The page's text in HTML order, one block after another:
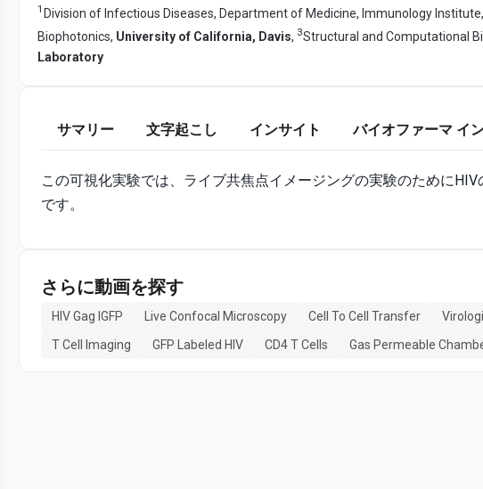
1 Division of Infectious Diseases, Department of Medicine, Immunology Institute,
Biophotonics, University of California, Davis, 3Structural and Computational
Laboratory
サマリー 文字起こし インサイト バイオファーマ イ
この可視化実験では、ライブ共焦点イメージングの実験のために
です。
さらに動画を探す
HIV Gag IGFP Live Confocal Microscopy Cell To Cell Transfer
T Cell Imaging
GFP Labeled HIV CD4 T Cells Gas Permeable